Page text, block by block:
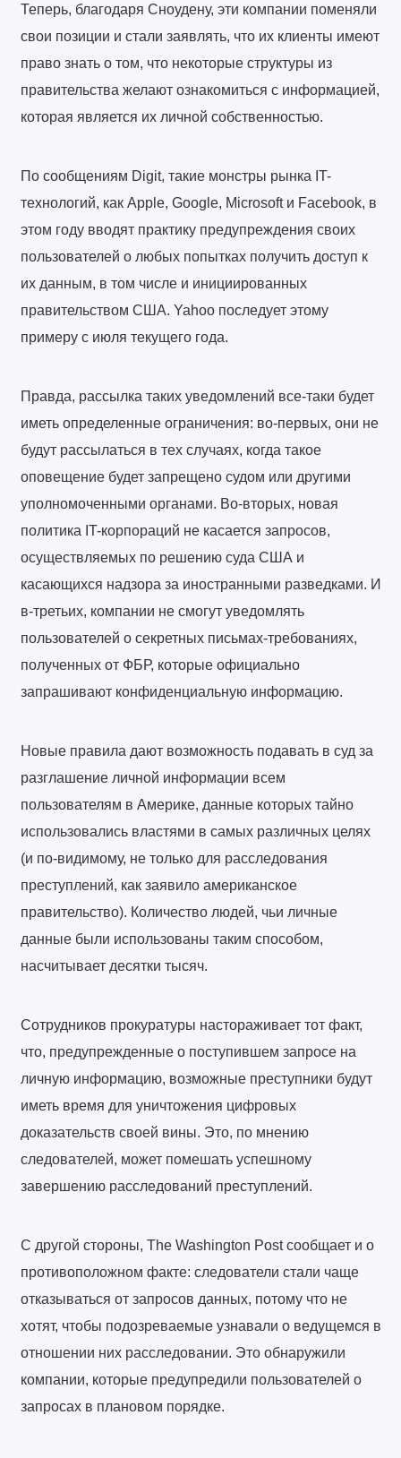
Теперь, благодаря Сноудену, эти компании поменяли
свои позиции и стали заявлять, что их клиенты имеют
право знать о том, что некоторые структуры из
правительства желают ознакомиться с информацией,
которая является их личной собственностью.
По сообщениям Digit, такие монстры рынка IT-
технологий, как Apple, Google, Microsoft и Facebook, в
этом году вводят практику предупреждения своих
пользователей о любых попытках получить доступ к
их данным, в том числе и инициированных
правительством США. Yahoo последует этому
примеру с июля текущего года.
Правда, рассылка таких уведомлений все-таки будет
иметь определенные ограничения: во-первых, они не
будут рассылаться в тех случаях, когда такое
оповещение будет запрещено судом или другими
уполномоченными органами. Во-вторых, новая
политика IT-корпораций не касается запросов,
осуществляемых по решению суда США и
касающихся надзора за иностранными разведками. И
в-третьих, компании не смогут уведомлять
пользователей о секретных письмах-требованиях,
полученных от ФБР, которые официально
запрашивают конфиденциальную информацию.
Новые правила дают возможность подавать в суд за
разглашение личной информации всем
пользователям в Америке, данные которых тайно
использовались властями в самых различных целях
(и по-видимому, не только для расследования
преступлений, как заявило американское
правительство). Количество людей, чьи личные
данные были использованы таким способом,
насчитывает десятки тысяч.
Сотрудников прокуратуры настораживает тот факт,
что, предупрежденные о поступившем запросе на
личную информацию, возможные преступники будут
иметь время для уничтожения цифровых
доказательств своей вины. Это, по мнению
следователей, может помешать успешному
завершению расследований преступлений.
С другой стороны, The Washington Post сообщает и о
противоположном факте: следователи стали чаще
отказываться от запросов данных, потому что не
хотят, чтобы подозреваемые узнавали о ведущемся в
отношении них расследовании. Это обнаружили
компании, которые предупредили пользователей о
запросах в плановом порядке.